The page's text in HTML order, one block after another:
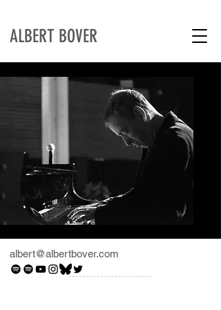
ALBERT BOVER
albert@albertbover.com